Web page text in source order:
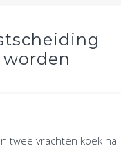
twee vrachten koek na